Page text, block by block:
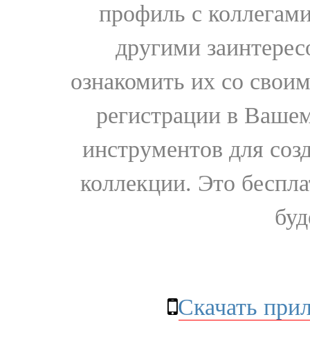
профиль с
другими
ознакомить их со
регистрации в
инструментов для
коллекции. Это
Скачать